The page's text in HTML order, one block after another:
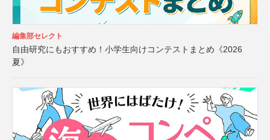
編集部セレクト
自由研究にもおすすめ！小学生向けコンテストまとめ《2026
夏》